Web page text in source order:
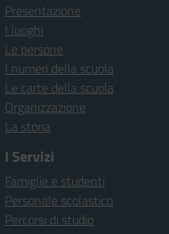
Presentazione
I luoghi
Le persone
I numeri della scuola
Le carte della scuola
Organizzazione
La storia
I Servizi
Famiglie e studenti
Personale scolastico
Percorsi di studio